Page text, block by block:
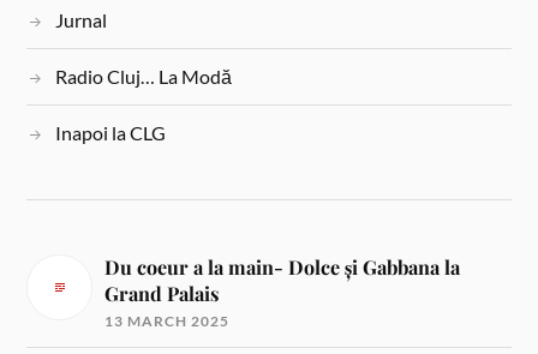
Jurnal
Radio Cluj… La Modă
Inapoi la CLG
Du coeur a la main- Dolce și Gabbana la
Grand Palais
13 MARCH 2025